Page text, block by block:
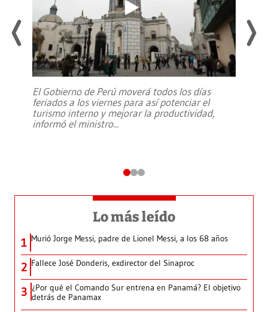
El Gobierno de Perú moverá todos los días
feriados a los viernes para así potenciar el
turismo interno y mejorar la productividad,
informó el ministro...
Lo más leído
1 Murió Jorge Messi, padre de Lionel Messi, a los 68 años
2 Fallece José Donderis, exdirector del Sinaproc
3 ¿Por qué el Comando Sur entrena en Panamá? El objetivo
detrás de Panamax